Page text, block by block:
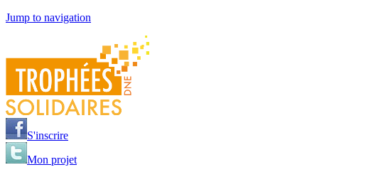
Jump to navigation
S'inscrire
Mon projet